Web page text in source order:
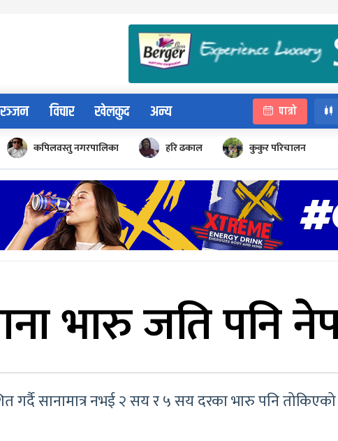
विचार खेलकुद अन्य पात्रो
कपिलवस्तु नगरपालिका हरि ढकाल कुकुर परिचालन
भारु जति पनि
गर्दै सानामात्र नभई २ सय र ५ सय दरका भारु पनि